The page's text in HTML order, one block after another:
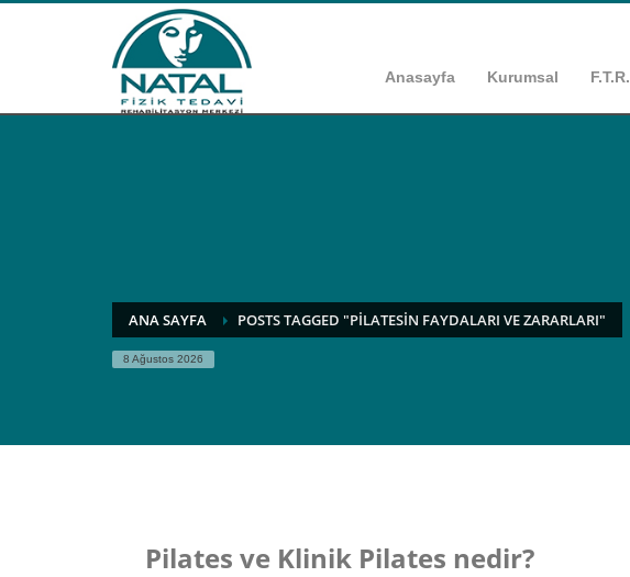
Anasayfa Kurumsal F.T.R.
ANA SAYFA POSTS TAGGED "PILATESIN FAYDALARI VE ZARARLARI"
8 Ağustos 2026
Pilates ve Klinik Pilates nedir?